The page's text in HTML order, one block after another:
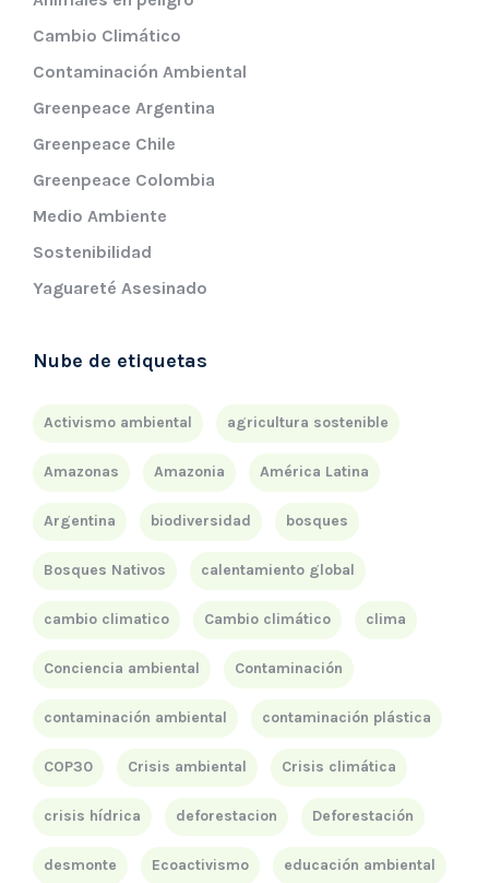
Cambio Climático
Contaminación Ambiental
Greenpeace Argentina
Greenpeace Chile
Greenpeace Colombia
Medio Ambiente
Sostenibilidad
Yaguareté Asesinado
Nube de etiquetas
Activismo ambiental agricultura sostenible
Amazonas Amazonia América Latina
Argentina biodiversidad bosques
Bosques Nativos calentamiento global
cambio climatico Cambio climático clima
Conciencia ambiental Contaminación
contaminación ambiental contaminación plástica
COP30 Crisis ambiental Crisis climática
crisis hídrica deforestacion Deforestación
desmonte Ecoactivismo educación ambiental